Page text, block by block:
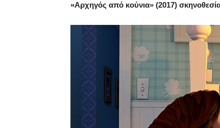
«Αρχηγός από κούνια» (2017)